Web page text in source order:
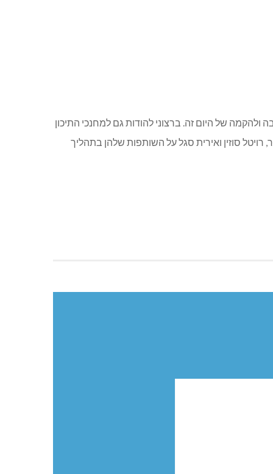
של היום זה. ברצוני להודות גם למחנכי התיכון
סוזין ואירית סגל על השותפות שלהן בתהליך